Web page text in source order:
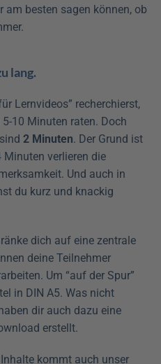
am besten sagen können, ob
lang.
Lernvideos” recherchierst,
10 Minuten raten. Doch
2 Minuten. Der Grund ist
verlieren die
Und auch in
du kurz und knackig
dich auf eine zentrale
deine Teilnehmer
Um “auf der Spur”
in DIN A5. Was nicht
dir auch dazu eine
erstellt.
kommt auch unser